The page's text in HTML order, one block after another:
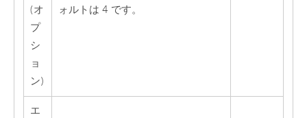
(オ
プ
シ
ョ
ン)
ォルトは 4 です。
エ